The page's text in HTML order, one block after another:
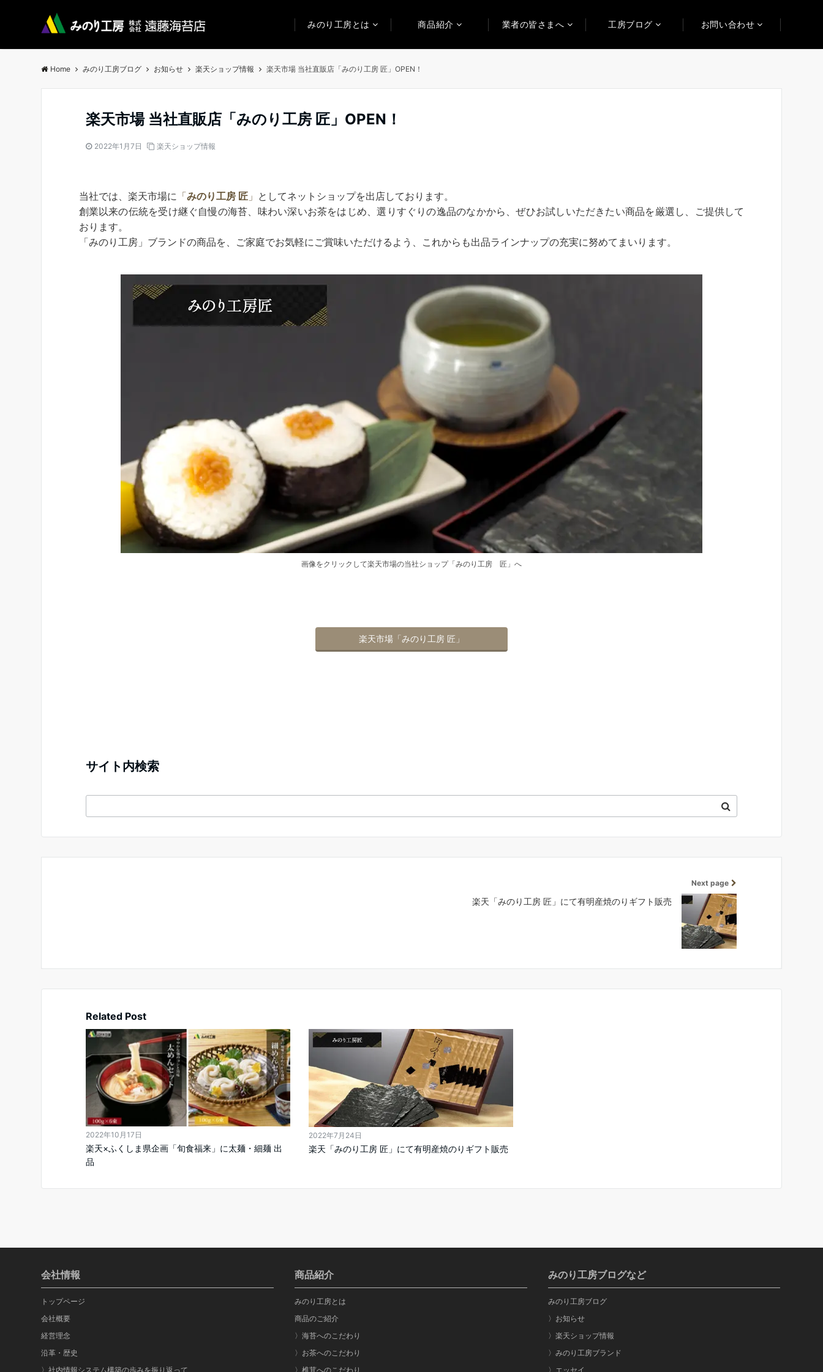
みのり工房とは 商品紹介 業者の皆さまへ 工房ブログ お問い合わせ
Home みのり工房ブログ お知らせ 楽天ショップ情報 楽天市場 当社直販店「みのり工房 匠」OPEN！
楽天市場 当社直販店「みのり工房 匠」OPEN！
2022年1月7日 楽天ショップ情報
当社では、楽天市場に 「みのり工房 匠」 としてネットショップを出店しております。
創業以来の伝統を受け継ぐ自慢の海苔、味わい深いお茶をはじめ、選りすぐりの逸品のなかから、ぜひお試しいただきたい商品を厳選し、ご提供して
おります。
「みのり工房」ブランドの商品を、ご家庭でお気軽にご賞味いただけるよう、これからも出品ラインナップの充実に努めてまいります。
画像をクリックして楽天市場の当社ショップ「みのり工房 匠」へ
楽天市場「みのり工房 匠」
サイト内検索
Next page
楽天「みのり工房 匠」にて有明産焼のりギフト販売
Related Post
2022年10月17日
楽天×ふくしま県企画「旬食福来」に太麺・細麺 出
品
2022年7月24日
楽天「みのり工房 匠」にて有明産焼のりギフト販売
会社情報
トップページ
会社概要
経営理念
沿革・歴史
〉社内情報システム構築の歩みを振り返って
商品紹介
みのり工房とは
商品のご紹介
〉海苔へのこだわり
〉お茶へのこだわり
〉椎茸へのこだわり
みのり工房ブログなど
みのり工房ブログ
〉お知らせ
〉楽天ショップ情報
〉みのり工房ブランド
〉エッセイ